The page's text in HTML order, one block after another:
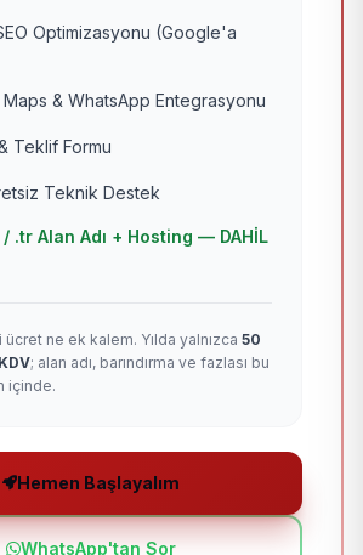
Optimizasyonu (Google'a
& WhatsApp Entegrasyonu
Teklif Formu
Teknik Destek
.tr Alan Adı + Hosting — DAHİL
ücret ne ek kalem. Yılda yalnızca 50
; alan adı, barındırma ve fazlası bu
içinde.
Hemen Başlayalım
WhatsApp'tan Sor